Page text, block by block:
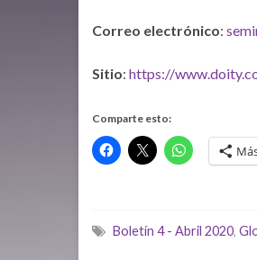
Correo electrónico:
Sitio: https://
Comparte esto:
Boletín 4 - Abril 2020,